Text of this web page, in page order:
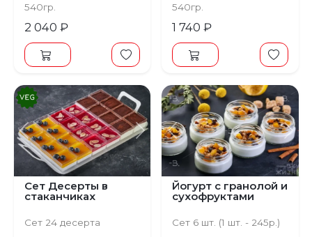
540гр.
2 040 ₽
540гр.
1 740 ₽
Предыдущий Следующий
Сет Десерты в
стаканчиках
Сет 24 десерта
Предыдущий
Йогурт с гранолой и
сухофруктами
Сет 6 шт. (1 шт. - 245р.)